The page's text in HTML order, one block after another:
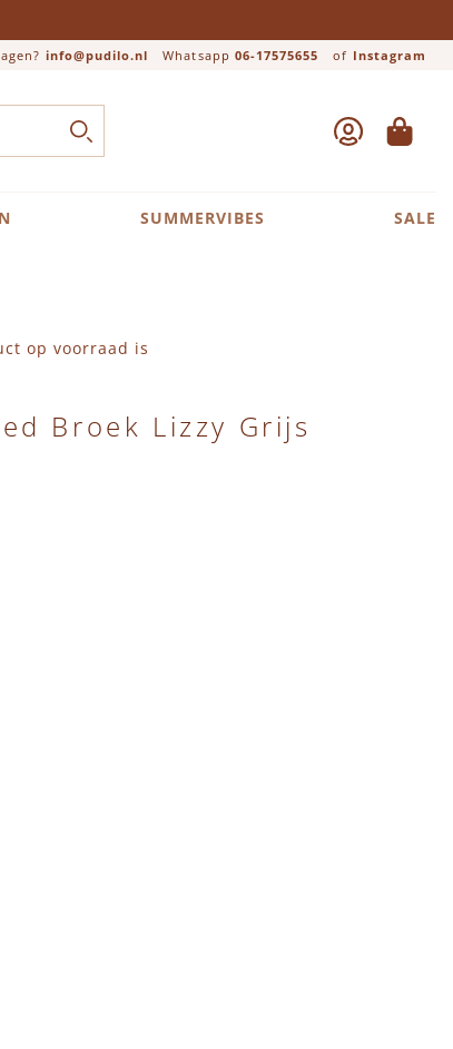
info@pudilo.nl Whatsapp 06-17575655 of Instagram
Close search
ZOEK ACCOUNT
SUMMERVIBES SALE
op voorraad is
Broek Lizzy Grijs